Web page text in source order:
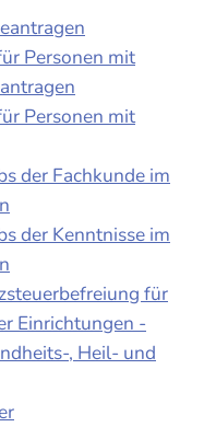
Personen mit
Personen mit
der Fachkunde im
der Kenntnisse im
für
Einrichtungen -
, Heil- und